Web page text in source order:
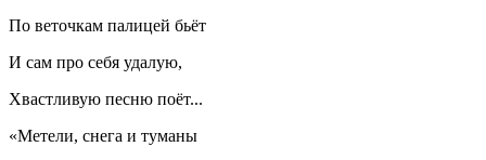
По веточкам палицей бьёт
И сам про себя удалую,
Хвастливую песню поёт...
«Метели, снега и туманы